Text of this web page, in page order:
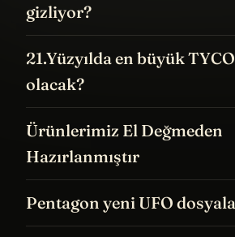
gizliyor?
21.Yüzyılda en büyük
olacak?
Ürünlerimiz El Değmeden
Hazırlanmıştır
Pentagon yeni UFO